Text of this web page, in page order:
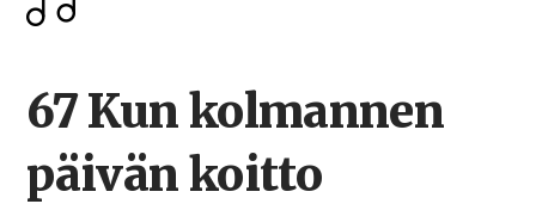
67 Kun kolmannen
päivän koitto